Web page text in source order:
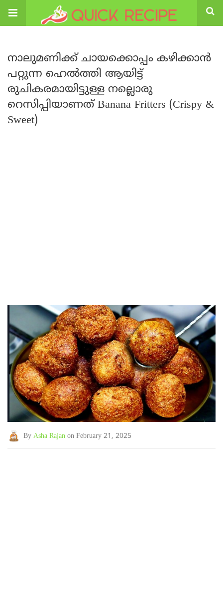
നാലുമണിക്ക് ചായക്കൊപ്പം കഴിക്കാൻ
പറ്റുന്ന ഹെൽത്തി ആയിട്ട്
രുചികരമായിട്ടുള്ള നല്ലൊരു
റെസിപ്പിയാണത് Banana Fritters (Crispy &
Sweet)
By Asha Rajan on February 21, 2025